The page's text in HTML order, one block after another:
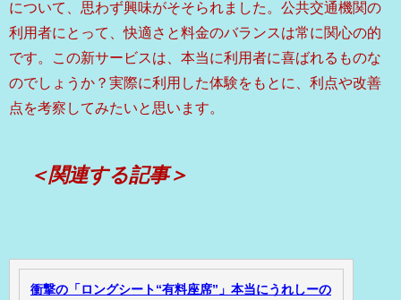
について、思わず興味がそそられました。公共交通機関の
利用者にとって、快適さと料金のバランスは常に関心の的
です。この新サービスは、本当に利用者に喜ばれるものな
のでしょうか？実際に利用した体験をもとに、利点や改善
点を考察してみたいと思います。
＜関連する記事＞
衝撃の「ロングシート“有料座席”」本当にうれしーの